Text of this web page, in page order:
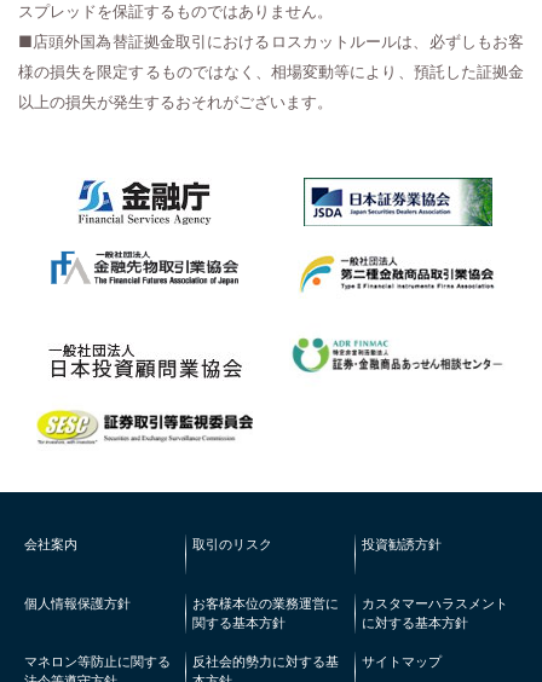
スプレッドを保証するものではありません。
■店頭外国為替証拠金取引におけるロスカットルールは、必ずしもお客
様の損失を限定するものではなく、相場変動等により、預託した証拠金
以上の損失が発生するおそれがございます。
会社案内 取引のリスク 投資勧誘方針
個人情報保護方針
お客様本位の業務運営に
関する基本方針
カスタマーハラスメント
に対する基本方針
マネロン等防止に関する
反社会的勢力に対する基
サイトマップ